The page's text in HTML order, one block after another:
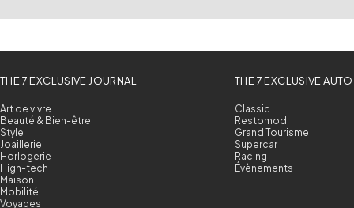
THE 7 EXCLUSIVE JOURNAL
Art de vivre
Beauté & Bien-être
Style
Joaillerie
Horlogerie
High-tech
Maison
Mobilité
Voyages
THE 7 EXCLUSIVE AUTO
Classic
Restomod
Grand Tourisme
Supercar
Racing
Évènements